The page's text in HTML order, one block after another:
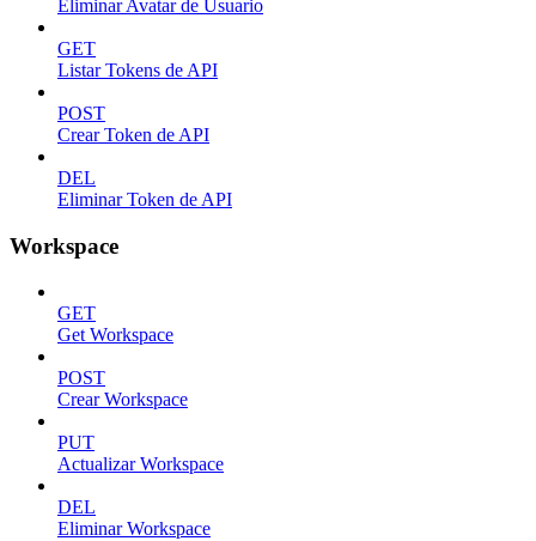
Eliminar Avatar de Usuario
GET
Listar Tokens de API
POST
Crear Token de API
DEL
Eliminar Token de API
Workspace
GET
Get Workspace
POST
Crear Workspace
PUT
Actualizar Workspace
DEL
Eliminar Workspace